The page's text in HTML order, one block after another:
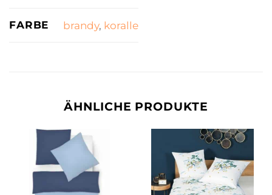
FARBE brandy, koralle
ÄHNLICHE PRODUKTE